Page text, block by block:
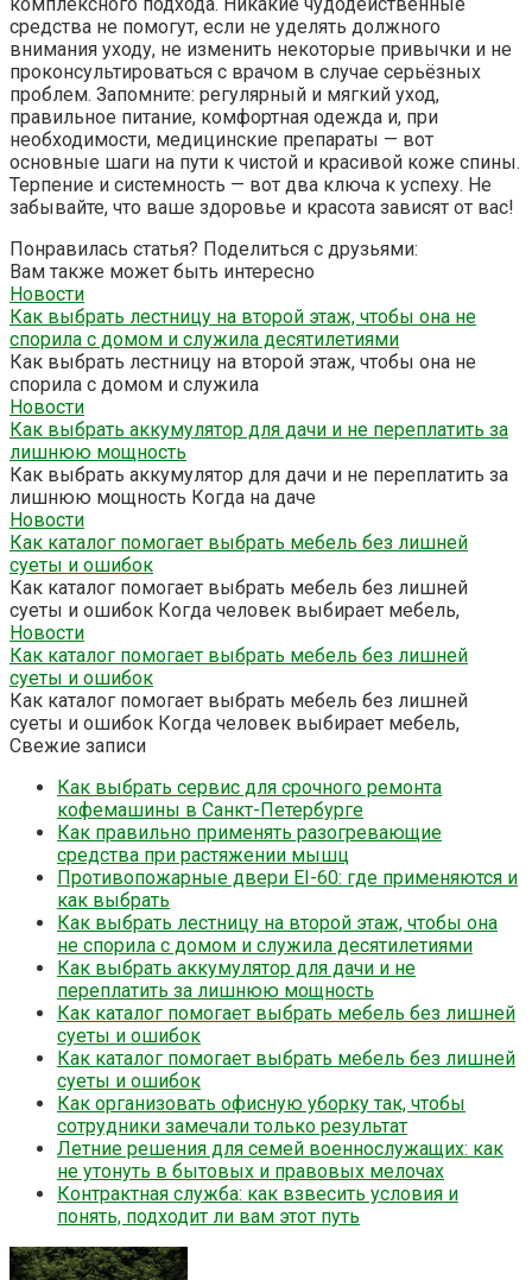
комплексного подхода. Никакие чудодейственные
средства не помогут, если не уделять должного
внимания уходу, не изменить некоторые привычки и не
проконсультироваться с врачом в случае серьёзных
проблем. Запомните: регулярный и мягкий уход,
правильное питание, комфортная одежда и, при
необходимости, медицинские препараты — вот
основные шаги на пути к чистой и красивой коже спины.
Терпение и системность — вот два ключа к успеху. Не
забывайте, что ваше здоровье и красота зависят от вас!
Понравилась статья? Поделиться с друзьями:
Вам также может быть интересно
Новости
Как выбрать лестницу на второй этаж, чтобы она не
спорила с домом и служила десятилетиями
Как выбрать лестницу на второй этаж, чтобы она не
спорила с домом и служила
Новости
Как выбрать аккумулятор для дачи и не переплатить за
лишнюю мощность
Как выбрать аккумулятор для дачи и не переплатить за
лишнюю мощность Когда на даче
Новости
Как каталог помогает выбрать мебель без лишней
суеты и ошибок
Как каталог помогает выбрать мебель без лишней
суеты и ошибок Когда человек выбирает мебель,
Новости
Как каталог помогает выбрать мебель без лишней
суеты и ошибок
Как каталог помогает выбрать мебель без лишней
суеты и ошибок Когда человек выбирает мебель,
Свежие записи
Как выбрать сервис для срочного ремонта
кофемашины в Санкт-Петербурге
Как правильно применять разогревающие
средства при растяжении мышц
Противопожарные двери EI-60: где применяются и
как выбрать
Как выбрать лестницу на второй этаж, чтобы она
не спорила с домом и служила десятилетиями
Как выбрать аккумулятор для дачи и не
переплатить за лишнюю мощность
Как каталог помогает выбрать мебель без лишней
суеты и ошибок
Как каталог помогает выбрать мебель без лишней
суеты и ошибок
Как организовать офисную уборку так, чтобы
сотрудники замечали только результат
Летние решения для семей военнослужащих: как
не утонуть в бытовых и правовых мелочах
Контрактная служба: как взвесить условия и
понять, подходит ли вам этот путь